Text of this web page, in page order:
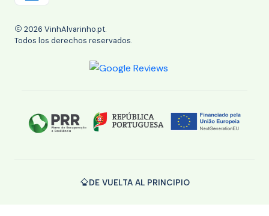
2026 VinhAlvarinho.pt.
Todos los derechos reservados.
DE VUELTA AL PRINCIPIO